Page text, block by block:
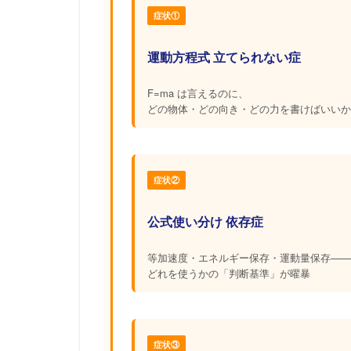
症状①
運動方程式 立てられない症
F=ma は言えるのに、
どの物体・どの向き・どの力を書けばいい
症状②
公式使い分け 依存症
等加速度・エネルギー保存・運動量保存——
どれを使うかの「判断基準」が曜暴
症状③